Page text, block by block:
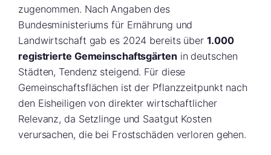
zugenommen. Nach Angaben des
Bundesministeriums für Ernährung und
Landwirtschaft gab es 2024 bereits über 1.000
registrierte Gemeinschaftsgärtenin deutschen
Städten, Tendenz steigend. Für diese
Gemeinschaftsflächen ist der Pflanzzeitpunkt nach
den Eisheiligen von direkter wirtschaftlicher
Relevanz, da Setzlinge und Saatgut Kosten
verursachen, die bei Frostschäden verloren gehen.